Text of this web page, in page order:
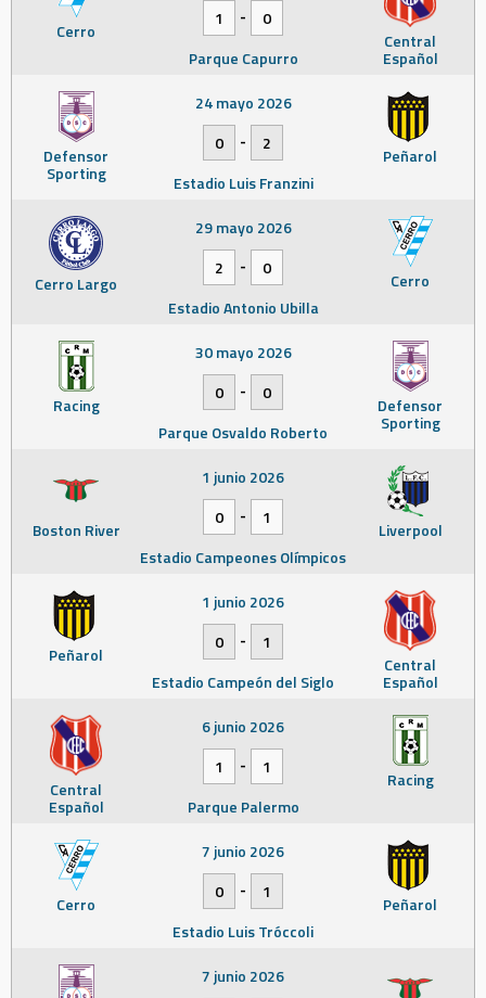
Cerro Central
Español
1
-
0
Parque Capurro
Defensor
Sporting
Peñarol
24 mayo 2026
0
-
2
Estadio Luis Franzini
Cerro Largo Cerro
29 mayo 2026
2
-
0
Estadio Antonio Ubilla
Racing Defensor
Sporting
30 mayo 2026
0
-
0
Parque Osvaldo Roberto
Boston River Liverpool
1 junio 2026
0
-
1
Estadio Campeones Olímpicos
Peñarol Central
Español
1 junio 2026
0
-
1
Estadio Campeón del Siglo
Central
Español
Racing
6 junio 2026
1
-
1
Parque Palermo
Cerro Peñarol
7 junio 2026
0
-
1
Estadio Luis Tróccoli
7 junio 2026